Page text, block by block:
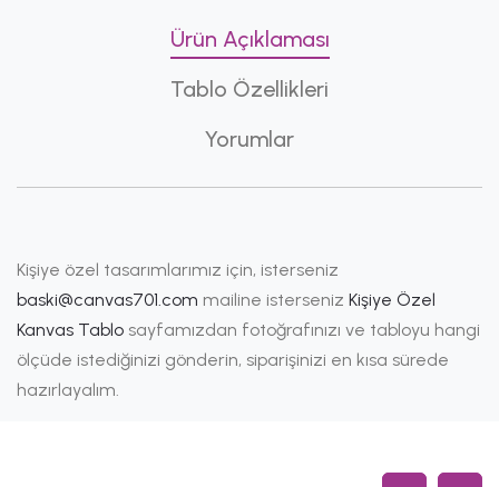
Ürün Açıklaması
Tablo Özellikleri
Yorumlar
Kişiye özel tasarımlarımız için, isterseniz
baski@canvas701.com mailine isterseniz Kişiye Özel
Kanvas Tablo sayfamızdan fotoğrafınızı ve tabloyu hangi
ölçüde istediğinizi gönderin, siparişinizi en kısa sürede
hazırlayalım.